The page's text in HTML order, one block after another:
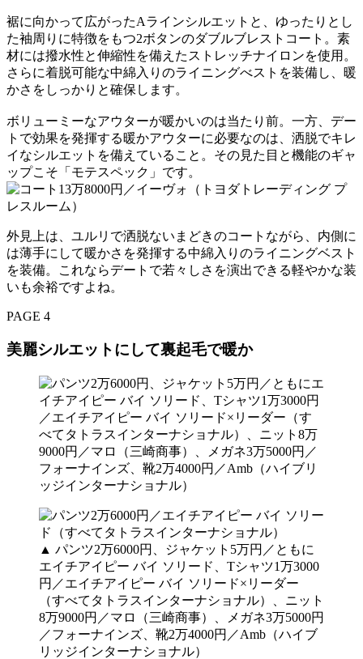
裾に向かって広がったAラインシルエットと、ゆったりとし
た袖周りに特徴をもつ2ボタンのダブルブレストコート。素
材には撥水性と伸縮性を備えたストレッチナイロンを使用。
さらに着脱可能な中綿入りのライニングべストを装備し、暖
かさをしっかりと確保します。
ボリューミーなアウターが暖かいのは当たり前。一方、デー
トで効果を発揮する暖かアウターに必要なのは、洒脱でキレ
イなシルエットを備えていること。その見た目と機能のギャ
ップこそ「モテスペック」です。
外見上は、ユルリで洒脱ないまどきのコートながら、内側に
は薄手にして暖かさを発揮する中綿入りのライニングベスト
を装備。これならデートで若々しさを演出できる軽やかな装
いも余裕ですよね。
PAGE 4
美麗シルエットにして裏起毛で暖か
▲ パンツ2万6000円、ジャケット5万円／ともに
エイチアイピー バイ ソリード、Tシャツ1万3000
円／エイチアイピー バイ ソリード×リーダー
（すべてタトラスインターナショナル）、ニット
8万9000円／マロ（三崎商事）、メガネ3万5000円
／フォーナインズ、靴2万4000円／Amb（ハイブ
リッジインターナショナル）